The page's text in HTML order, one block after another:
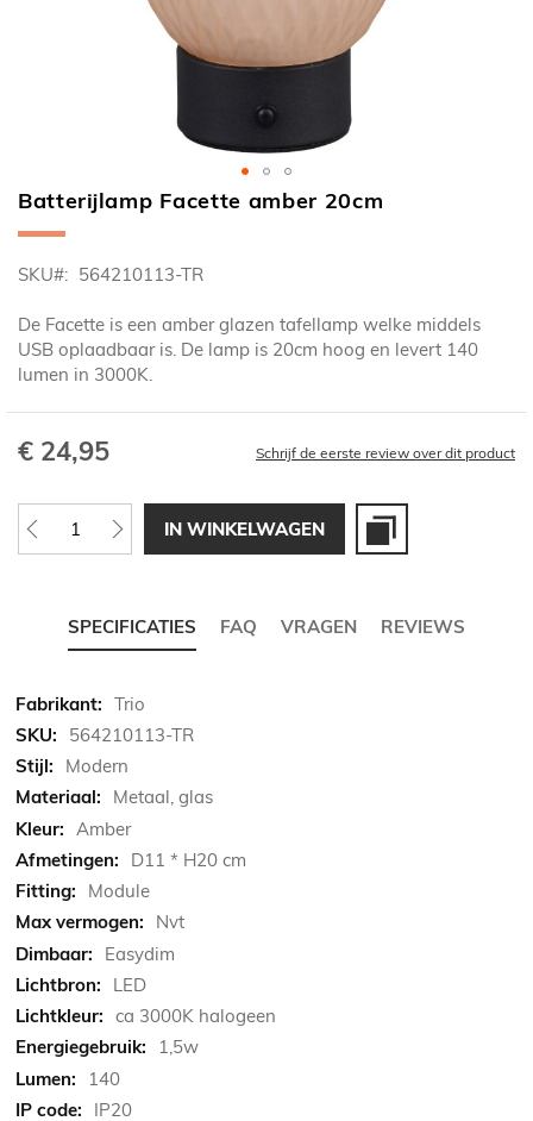
Ga
naar
begin
de
afbeeldingen-
gallerij
Batterijlamp Facette amber 20cm
SKU 564210113-TR
De Facette is een amber glazen tafellamp welke middels
USB oplaadbaar is. De lamp is 20cm hoog en levert 140
lumen in 3000K.
€ 24,95 Schrijf de eerste review over dit product
IN WINKELWAGEN
SPECIFICATIES FAQ VRAGEN REVIEWS
Meer
informatie
Trio
564210113-TR
Modern
Metaal, glas
Amber
D11 * H20 cm
Module
Nvt
Easydim
LED
ca 3000K halogeen
1,5w
140
IP20